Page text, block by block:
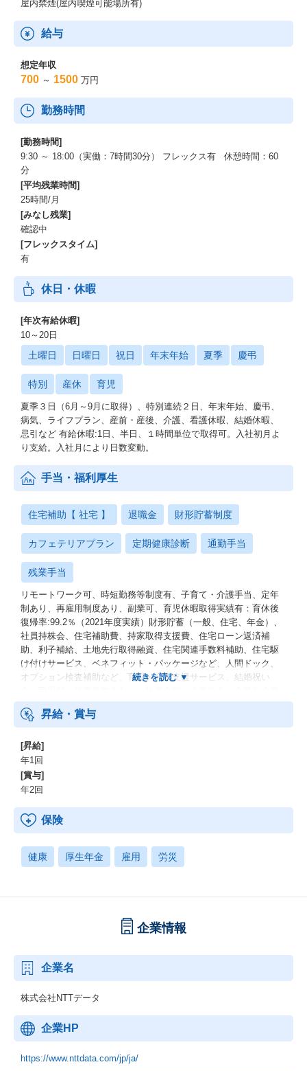
屋内禁煙(屋内喫煙可能場所有)
給与
想定年収
700 ～ 1500 万円
勤務時間
[勤務時間]
9:30 ～ 18:00（実働：7時間30分） フレックス有 休憩時間：60
分
[平均残業時間]
25時間/月
[みなし残業]
確認中
[フレックスタイム]
有
休日・休暇
[年次有給休暇]
10～20日
土曜日 日曜日 祝日 年末年始 夏季 慶弔
特別 産休 育児
夏季３日（6月～9月に取得）、特別連続２日、年末年始、慶弔、
病気、ライフプラン、産前・産後、介護、看護休暇、結婚休暇、
忌引など 有給休暇:1日、半日、１時間単位で取得可。入社初月よ
り支給。入社月により日数変動。
手当・福利厚生
住宅補助【 社宅 】 退職金 財形貯蓄制度
カフェテリアプラン 定期健康診断 通勤手当
残業手当
リモートワーク可、時短勤務等制度有、子育て・介護手当、定年
制あり、再雇用制度あり、副業可、育児休暇取得実績有：育休後
復帰率:99.2％（2021年度実績）財形貯蓄（一般、住宅、年金）、
社員持株会、住宅補助費、持家取得支援費、住宅ローン返済補
助、利子補給、土地先行取得融資、住宅関連手数料補助、住宅駆
け付けサービス、ベネフィット・パッケージなど、人間ドック、
オプション検査補助など、育児・介護支援サービス、結婚祝い
金、確定拠出年金）、電気通信共済会(個人年金、遺児育英基金)
昇給・賞与
[昇給]
年1回
[賞与]
年2回
保険
健康 厚生年金 雇用 労災
企業情報
企業名
株式会社NTTデータ
企業HP
https://www.nttdata.com/jp/ja/